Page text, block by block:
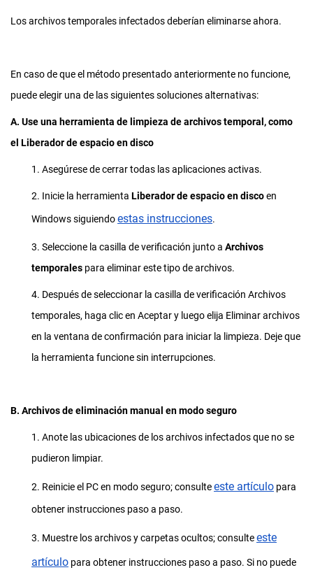
Los archivos temporales infectados deberían eliminarse ahora.
En caso de que el método presentado anteriormente no funcione,
puede elegir una de las siguientes soluciones alternativas:
A. Use una herramienta de limpieza de archivos temporal, como
el Liberador de espacio en disco
1. Asegúrese de cerrar todas las aplicaciones activas.
2. Inicie la herramienta Liberador de espacio en discoen
Windows siguiendoestas instrucciones.
3. Seleccione la casilla de verificación junto a Archivos
temporales para eliminar este tipo de archivos.
4. Después de seleccionar la casilla de verificación Archivos
temporales, haga clic en Aceptar y luego elija Eliminar archivos
en la ventana de confirmación para iniciar la limpieza. Deje que
la herramienta funcione sin interrupciones.
B. Archivos de eliminación manual en modo seguro
1. Anote las ubicaciones de los archivos infectados que no se
pudieron limpiar.
2. Reinicie el PC en modo seguro; consulteeste artículo para
obtener instrucciones paso a paso.
3. Muestre los archivos y carpetas ocultos; consulteeste
artículo para obtener instrucciones paso a paso. Si no puede